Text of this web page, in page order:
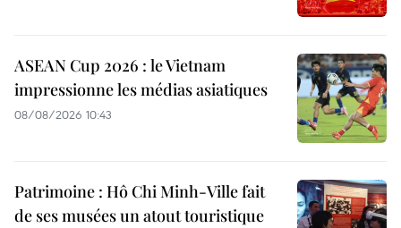
ASEAN Cup 2026 : le Vietnam
impressionne les médias asiatiques
08/08/2026 10:43
Patrimoine : Hô Chi Minh-Ville fait
de ses musées un atout touristique